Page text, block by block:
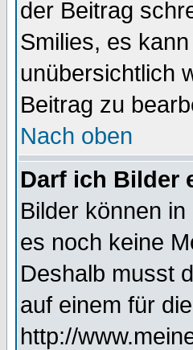
der Beitrag
Smilies, es
unübersichtlich
Beitrag zu
Nach oben
Darf ich Bilder
Bilder können
es noch keine
Deshalb musst
auf einem für
http://